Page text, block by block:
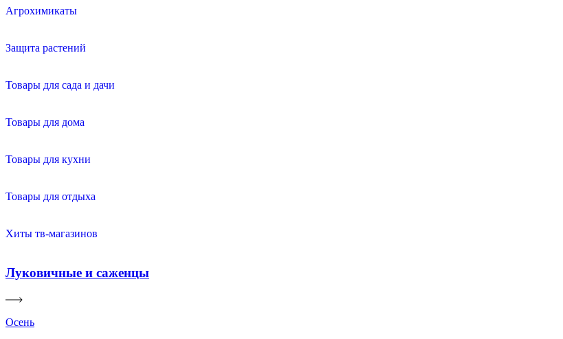
Агрохимикаты
Защита растений
Товары для сада и дачи
Товары для дома
Товары для кухни
Товары для отдыха
Хиты тв-магазинов
Луковичные и саженцы
Осень